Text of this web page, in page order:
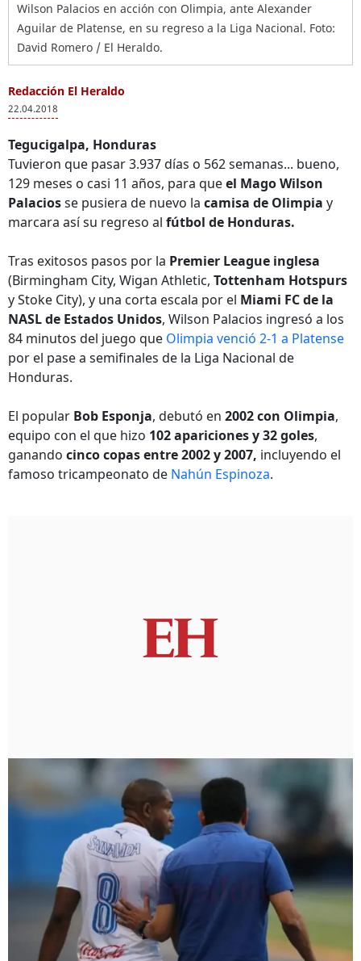
Wilson Palacios en acción con Olimpia, ante Alexander
Aguilar de Platense, en su regreso a la Liga Nacional. Foto:
David Romero / El Heraldo.
Redacción El Heraldo
22.04.2018
Tegucigalpa, Honduras
Tuvieron que pasar 3.937 días o 562 semanas... bueno,
129 meses o casi 11 años, para queel Mago Wilson
Palaciosse pusiera de nuevo la camisa de Olimpia y
marcara así su regreso al fútbol de Honduras.
Tras exitosos pasos por la Premier League inglesa
(Birmingham City, Wigan Athletic, Tottenham Hotspurs
y Stoke City), y una corta escala por el Miami FC de la
NASL de Estados Unidos, Wilson Palacios ingresó a los
84 minutos del juego que Olimpia venció 2-1 a Platense
por el pase a semifinales de la Liga Nacional de
Honduras.
El popular Bob Esponja, debutó en 2002 con Olimpia,
equipo con el que hizo 102 apariciones y 32 goles,
ganando cinco copas entre 2002 y 2007, incluyendo el
famoso tricampeonato de Nahún Espinoza.